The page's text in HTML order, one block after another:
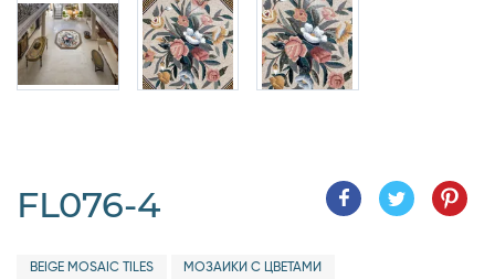
FL076-4
BEIGE MOSAIC TILES МОЗАИКИ С ЦВЕТАМИ